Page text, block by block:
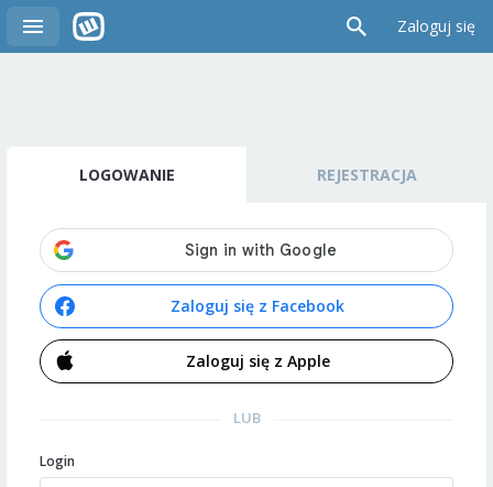
Zaloguj się
LOGOWANIE REJESTRACJA
Zaloguj się z Facebook
Zaloguj się z Apple
LUB
Login